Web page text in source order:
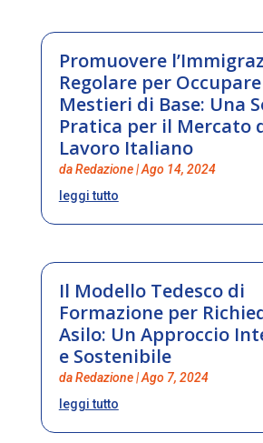
Promuovere
Regolare per
Mestieri di Base: Una
Pratica per il Mercato
Lavoro Italiano
daRedazione|Ago 14, 2024
leggi tutto
Il Modello Tedesco di
Formazione per
Asilo: Un Approccio
e Sostenibile
daRedazione|Ago 7, 2024
leggi tutto